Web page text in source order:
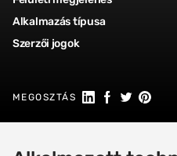
Alkalmazás típusa
Szerzői jogok
MEGOSZTÁS Megosztás a
Megosztás